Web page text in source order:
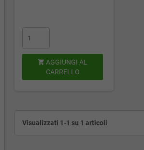
 AGGIUNGI AL
CARRELLO
Visualizzati 1-1 su 1 articoli